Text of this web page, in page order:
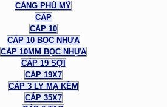
CẢNG PHÚ MỸ
CÁP
CÁP 10
CÁP 10 BỌC NHỰA
CÁP 10MM BỌC NHỰA
CÁP 19 SỢI
CÁP 19X7
CÁP 3 LY MẠ KẼM
CÁP 35X7